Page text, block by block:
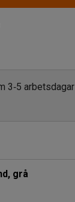
3‑5 arbetsdagar
grå